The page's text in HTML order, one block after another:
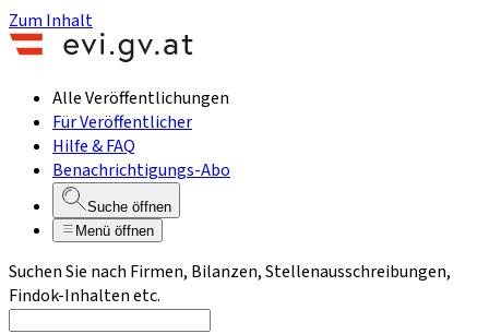
Zum Inhalt
Alle Veröffentlichungen
Für Veröffentlicher
Hilfe & FAQ
Benachrichtigungs-Abo
Suche öffnen
Menü öffnen
Suchen Sie nach Firmen, Bilanzen, Stellenausschreibungen,
Findok-Inhalten etc.